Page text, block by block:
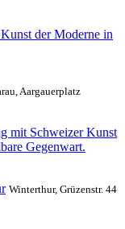
der Moderne in
Aargauerplatz
mit Schweizer Kunst
Gegenwart.
Winterthur, Grüzenstr. 44